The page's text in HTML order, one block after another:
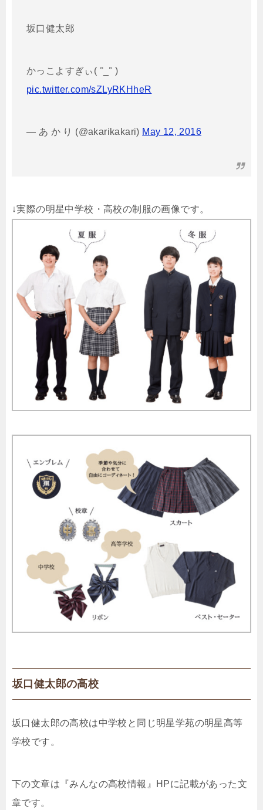
坂口健太郎
かっこよすぎぃ( °_° )
pic.twitter.com/sZLyRKHheR
— あ か り (@akarikakari) May 12, 2016
↓実際の明星中学校・高校の制服の画像です。
坂口健太郎の高校
坂口健太郎の高校は中学校と同じ明星学苑の明星高等
学校です。
下の文章は『みんなの高校情報』HPに記載があった文
章です。